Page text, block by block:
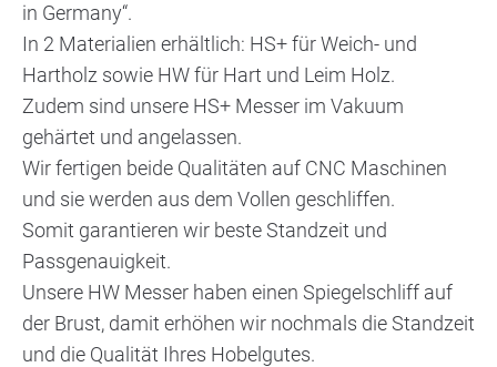
in Germany“.
In 2 Materialien erhältlich: HS+ für Weich- und
Hartholz sowie HW für Hart und Leim Holz.
Zudem sind unsere HS+ Messer im Vakuum
gehärtet und angelassen.
Wir fertigen beide Qualitäten auf CNC Maschinen
und sie werden aus dem Vollen geschliffen.
Somit garantieren wir beste Standzeit und
Passgenauigkeit.
Unsere HW Messer haben einen Spiegelschliff auf
der Brust, damit erhöhen wir nochmals die Standzeit
und die Qualität Ihres Hobelgutes.